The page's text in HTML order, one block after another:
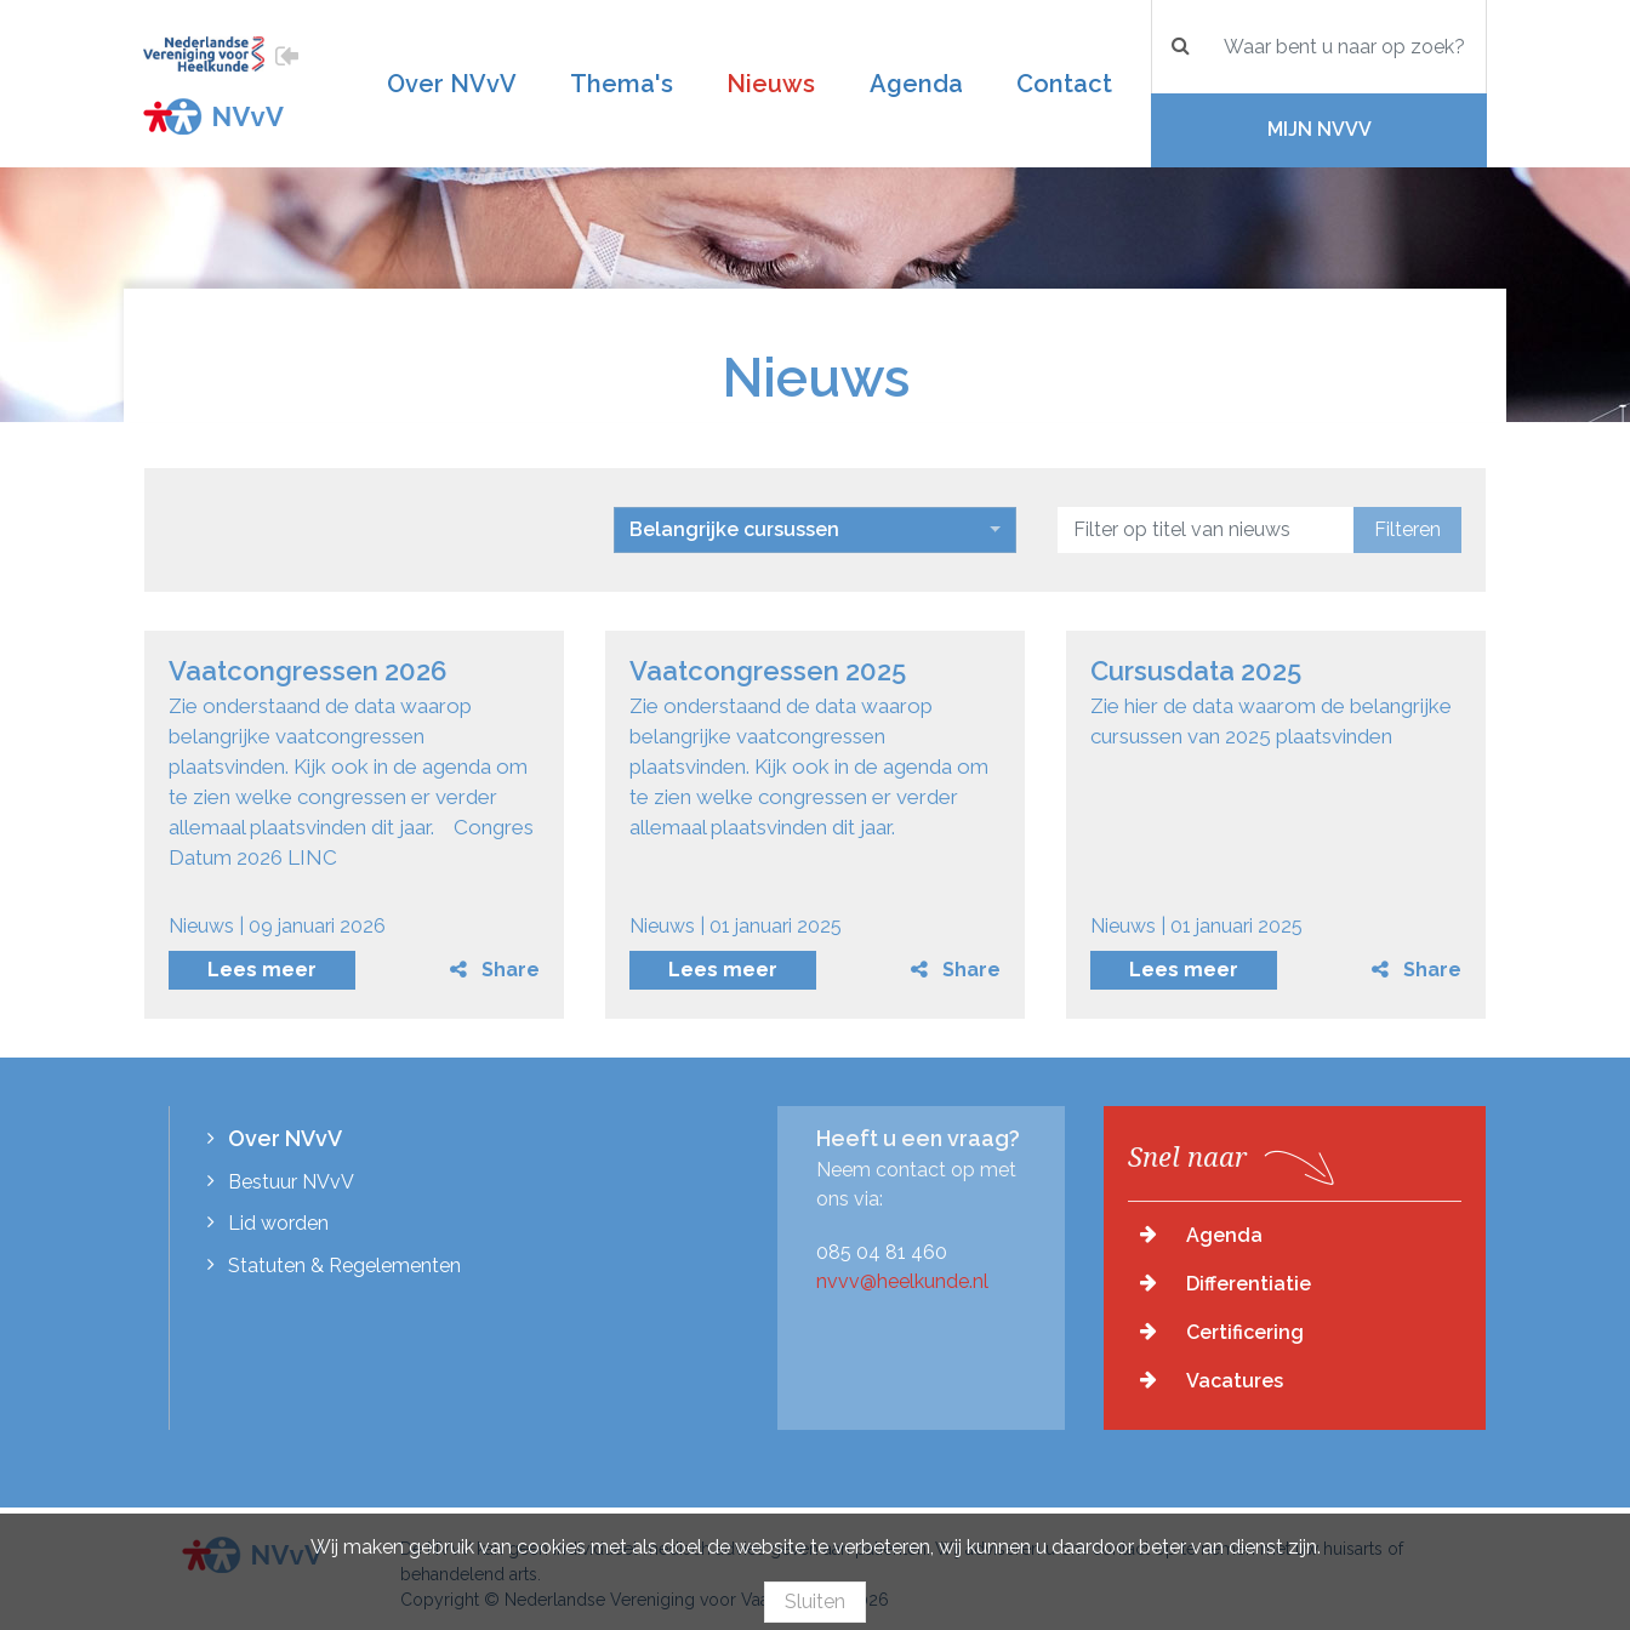
Over NVvV Thema's Nieuws Agenda Contact
MIJN NVVV
Nieuws
Belangrijke cursussen Filteren
Vaatcongressen 2026
Zie onderstaand de data waarop
belangrijke vaatcongressen
plaatsvinden. Kijk ook in de agenda om
te zien welke congressen er verder
allemaal plaatsvinden dit jaar. Congres
Datum 2026 LINC
Nieuws | 09 januari 2026
Lees meer
Share
Vaatcongressen 2025
Zie onderstaand de data waarop
belangrijke vaatcongressen
plaatsvinden. Kijk ook in de agenda om
te zien welke congressen er verder
allemaal plaatsvinden dit jaar.
Nieuws | 01 januari 2025
Lees meer
Share
Cursusdata 2025
Zie hier de data waarom de belangrijke
cursussen van 2025 plaatsvinden
Nieuws | 01 januari 2025
Lees meer
Share
Over NVvV
Bestuur NVvV
Lid worden
Statuten & Regelementen
Heeft u een vraag?
Neem contact op met
ons via:
085 04 81 460
nvvv@heelkunde.nl
Snel naar
Agenda
Differentiatie
Certificering
Vacatures
De NVvV kan geen individueel medisch advies geven aan patiënten. Wij adviseren u om contact op te nemen met uw huisarts of
behandelend arts.
Copyright © Nederlandse Vereniging voor Vaatchirurgie 2026
Wij maken gebruik van cookies met als doel de website te verbeteren, wij kunnen u daardoor beter van dienst zijn.
Sluiten